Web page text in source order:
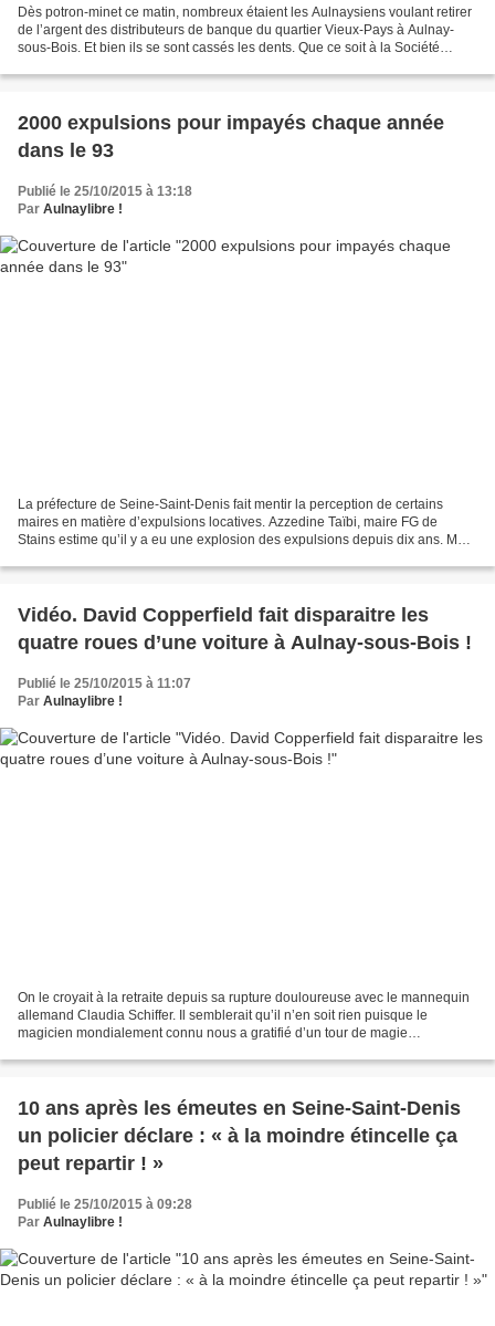
Dès potron-minet ce matin, nombreux étaient les Aulnaysiens voulant retirer
de l’argent des distributeurs de banque du quartier Vieux-Pays à Aulnay-
sous-Bois. Et bien ils se sont cassés les dents. Que ce soit à la Société
2000 expulsions pour impayés chaque année
dans le 93
Publié le 25/10/2015 à 13:18
Par Aulnaylibre !
La préfecture de Seine-Saint-Denis fait mentir la perception de certains
maires en matière d’expulsions locatives. Azzedine Taïbi, maire FG de
Stains estime qu’il y a eu une explosion des expulsions depuis dix ans. Mais
Vidéo. David Copperfield fait disparaitre les
quatre roues d’une voiture à Aulnay-sous-Bois !
Publié le 25/10/2015 à 11:07
Par Aulnaylibre !
On le croyait à la retraite depuis sa rupture douloureuse avec le mannequin
allemand Claudia Schiffer. Il semblerait qu’il n’en soit rien puisque le
magicien mondialement connu nous a gratifié d’un tour de magie
10 ans après les émeutes en Seine-Saint-Denis
un policier déclare : « à la moindre étincelle ça
peut repartir ! »
Publié le 25/10/2015 à 09:28
Par Aulnaylibre !